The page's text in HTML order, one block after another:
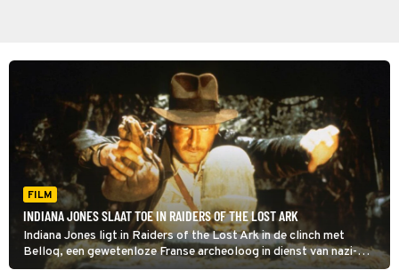
FILM
INDIANA JONES SLAAT TOE IN RAIDERS OF THE LOST ARK
Indiana Jones ligt in Raiders of the Lost Ark in de clinch met
Belloq, een gewetenloze Franse archeoloog in dienst van nazi-
Duitsland. Ze willen allebei de ark van het verbond in hun bezit